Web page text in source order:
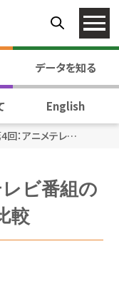
データを知る
English
第4回：アニメテレビ番組の登録データ件数比較
ビ番組の
較